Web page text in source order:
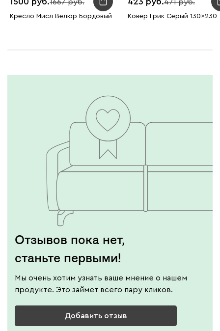
1667
Кресло Мисл Велюр Бордовый
471
Ковер Грик Серый 130x230
Отзывов пока нет,
станьте первыми!
Мы очень хотим узнать ваше мнение о нашем
продукте. Это займет всего пару кликов.
Добавить отзыв